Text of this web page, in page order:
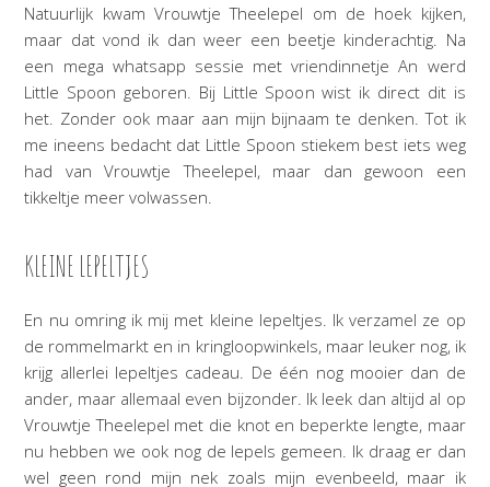
Natuurlijk kwam Vrouwtje Theelepel om de hoek kijken,
maar dat vond ik dan weer een beetje kinderachtig. Na
een mega whatsapp sessie met vriendinnetje An werd
Little Spoon geboren. Bij Little Spoon wist ik direct dit is
het. Zonder ook maar aan mijn bijnaam te denken. Tot ik
me ineens bedacht dat Little Spoon stiekem best iets weg
had van Vrouwtje Theelepel, maar dan gewoon een
tikkeltje meer volwassen.
KLEINE LEPELTJES
En nu omring ik mij met kleine lepeltjes. Ik verzamel ze op
de rommelmarkt en in kringloopwinkels, maar leuker nog, ik
krijg allerlei lepeltjes cadeau. De één nog mooier dan de
ander, maar allemaal even bijzonder. Ik leek dan altijd al op
Vrouwtje Theelepel met die knot en beperkte lengte, maar
nu hebben we ook nog de lepels gemeen. Ik draag er dan
wel geen rond mijn nek zoals mijn evenbeeld, maar ik